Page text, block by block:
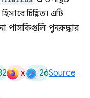
চিহ্নিত। এটি
পুনরুদ্ধার
x 26Source